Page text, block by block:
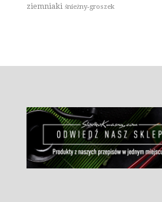
ziemniaki śnieżny-groszek